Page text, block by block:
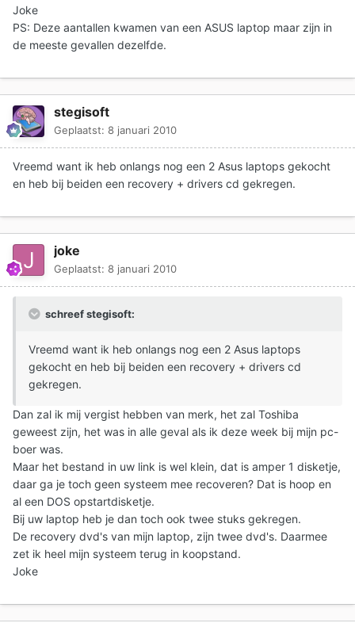
Joke
PS: Deze aantallen kwamen van een ASUS laptop maar zijn in
de meeste gevallen dezelfde.
stegisoft
Geplaatst: 8 januari 2010
Vreemd want ik heb onlangs nog een 2 Asus laptops gekocht
en heb bij beiden een recovery + drivers cd gekregen.
joke
Geplaatst: 8 januari 2010
schreef stegisoft:
Vreemd want ik heb onlangs nog een 2 Asus laptops
gekocht en heb bij beiden een recovery + drivers cd
gekregen.
Dan zal ik mij vergist hebben van merk, het zal Toshiba
geweest zijn, het was in alle geval als ik deze week bij mijn pc-
boer was.
Maar het bestand in uw link is wel klein, dat is amper 1 disketje,
daar ga je toch geen systeem mee recoveren? Dat is hoop en
al een DOS opstartdisketje.
Bij uw laptop heb je dan toch ook twee stuks gekregen.
De recovery dvd's van mijn laptop, zijn twee dvd's. Daarmee
zet ik heel mijn systeem terug in koopstand.
Joke